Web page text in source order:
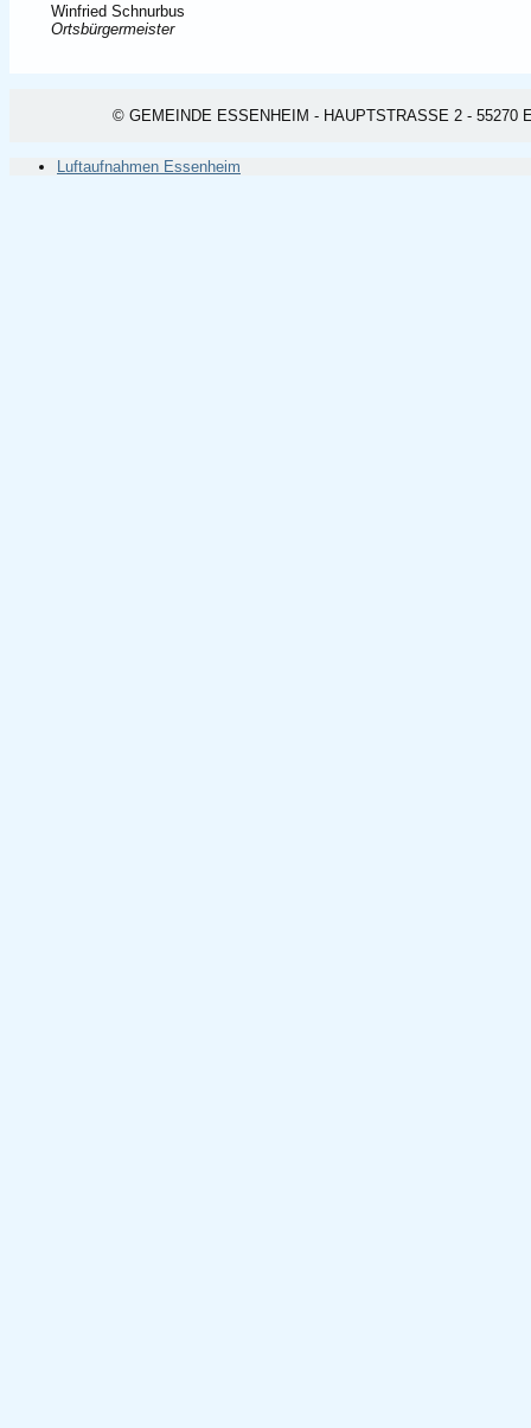
Winfried Schnurbus
Ortsbürgermeister
© GEMEINDE ESSENHEIM - HAUPTSTRASSE 2 - 55270
Luftaufnahmen Essenheim